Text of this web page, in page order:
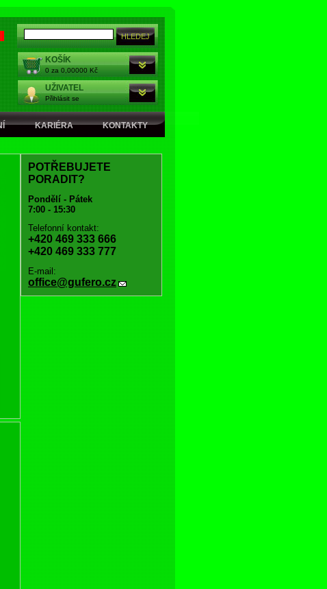
KOŠÍK
0 za 0,00000 Kč
UŽIVATEL
Přihlásit se
KARIÉRA KONTAKTY
POTŘEBUJETE
PORADIT?
Pondělí - Pátek
7:00 - 15:30
Telefonní kontakt:
+420 469 333 666
+420 469 333 777
E-mail:
office@gufero.cz